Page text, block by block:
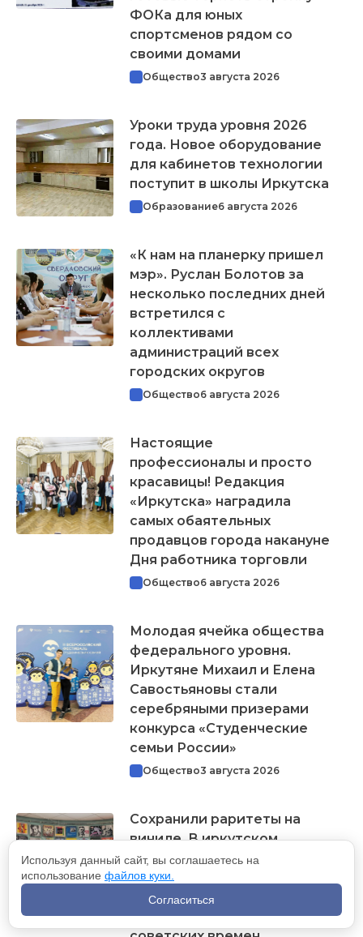
ФОКа для юных
спортсменов рядом со
своими домами
Общество3 августа 2026
Уроки труда уровня 2026
года. Новое оборудование
для кабинетов технологии
поступит в школы Иркутска
Образование6 августа 2026
«К нам на планерку пришел
мэр». Руслан Болотов за
несколько последних дней
встретился с
коллективами
администраций всех
городских округов
Общество6 августа 2026
Настоящие
профессионалы и просто
красавицы! Редакция
«Иркутска» наградила
самых обаятельных
продавцов города накануне
Дня работника торговли
Общество6 августа 2026
Молодая ячейка общества
федерального уровня.
Иркутяне Михаил и Елена
Савостьяновы стали
серебряными призерами
конкурса «Студенческие
семьи России»
Общество3 августа 2026
Сохранили раритеты на
виниле. В иркутском
Дворце детского и
юношеского творчества
собрана уникальная
коллекция грампластинок
Используя данный сайт, вы соглашаетесь на
использование файлов куки.
Согласиться